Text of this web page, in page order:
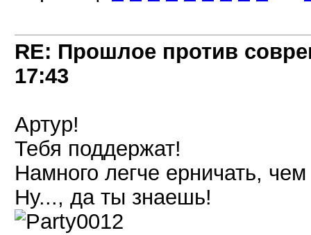
RE: Прошлое против
17:43
Артур!
Тебя поддержат!
Намного легче ерничать,
Ну..., да ты знаешь!